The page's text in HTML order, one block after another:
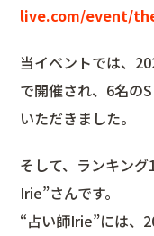
live.com/event/
当イベントでは、
で開催され、6名の
いただきました。
そして、ランキン
Irie”さんです。
“占い師Irie”には、